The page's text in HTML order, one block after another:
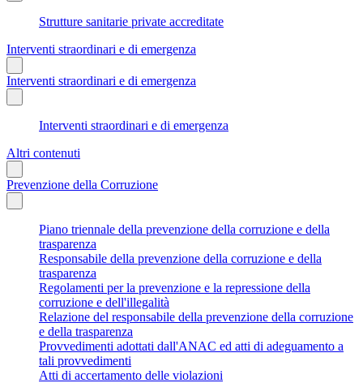
Strutture sanitarie private accreditate
Interventi straordinari e di emergenza
Interventi straordinari e di emergenza
Interventi straordinari e di emergenza
Altri contenuti
Prevenzione della Corruzione
Piano triennale della prevenzione della corruzione e della
trasparenza
Responsabile della prevenzione della corruzione e della
trasparenza
Regolamenti per la prevenzione e la repressione della
corruzione e dell'illegalità
Relazione del responsabile della prevenzione della corruzione
e della trasparenza
Provvedimenti adottati dall'ANAC ed atti di adeguamento a
tali provvedimenti
Atti di accertamento delle violazioni